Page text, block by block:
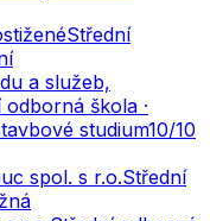
Střední
a služeb,
odborná škola ·
studium10/10
spol. s r.o.Střední